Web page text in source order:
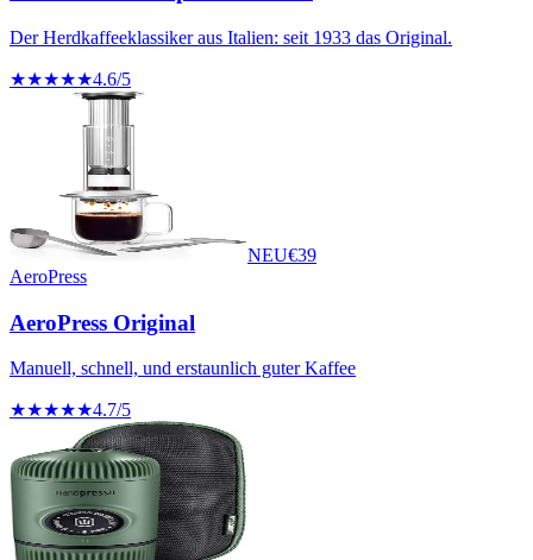
Der Herdkaffeeklassiker aus Italien: seit 1933 das Original.
★★★★★4.6/5
NEU€39
AeroPress
AeroPress Original
Manuell, schnell, und erstaunlich guter Kaffee
★★★★★4.7/5